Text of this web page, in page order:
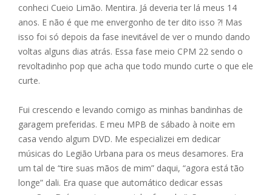
conheci Cueio Limão. Mentira. Já deveria ter lá meus 14
anos. E não é que me envergonho de ter dito isso ?! Mas
isso foi só depois da fase inevitável de ver o mundo dando
voltas alguns dias atrás. Essa fase meio CPM 22 sendo o
revoltadinho pop que acha que todo mundo curte o que ele
curte.
Fui crescendo e levando comigo as minhas bandinhas de
garagem preferidas. E meu MPB de sábado à noite em
casa vendo algum DVD. Me especializei em dedicar
músicas do Legião Urbana para os meus desamores. Era
um tal de “tire suas mãos de mim” daqui, “agora está tão
longe” dali. Era quase que automático dedicar essas